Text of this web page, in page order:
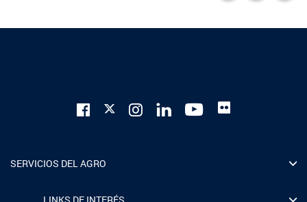
SERVICIOS DEL AGRO
LINKS DE INTERÉS